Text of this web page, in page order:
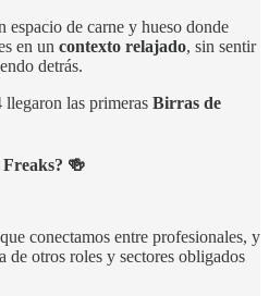
de carne y hueso donde
en un contexto relajado, sin sentir
detrás.
las primeras Birras de
🍻
conectamos entre profesionales, y
de otros roles y sectores obligados